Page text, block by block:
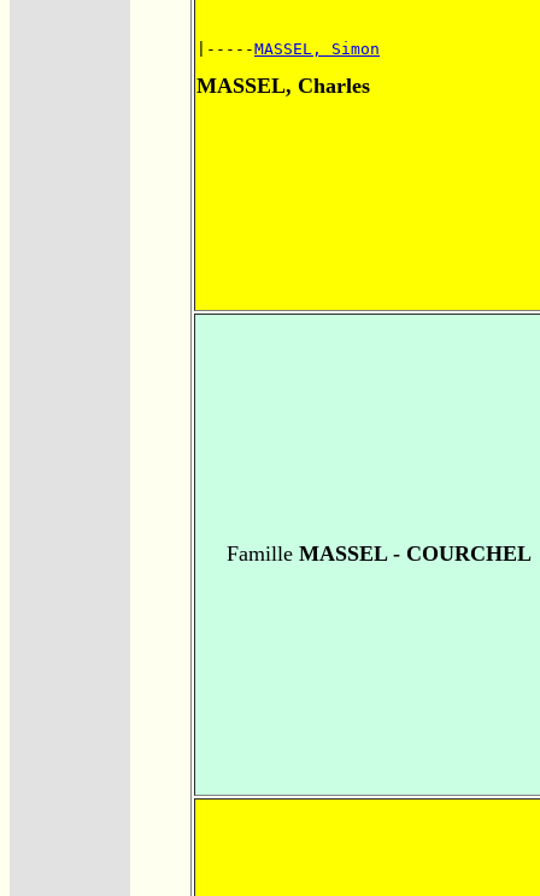
|-----MASSEL, Simon
MASSEL, Charles
Famille MASSEL - COURCHEL